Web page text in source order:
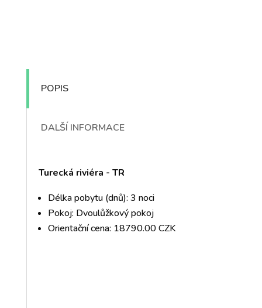
POPIS
DALŠÍ INFORMACE
Turecká riviéra - TR
Délka pobytu (dnů): 3 noci
Pokoj: Dvoulůžkový pokoj
Orientační cena: 18790.00 CZK